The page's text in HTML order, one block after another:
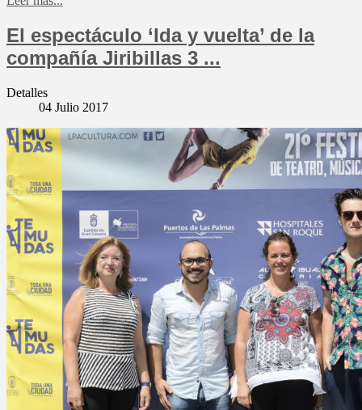
El espectáculo ‘Ida y vuelta’ de la
compañía Jiribillas 3 ...
Detalles
04 Julio 2017